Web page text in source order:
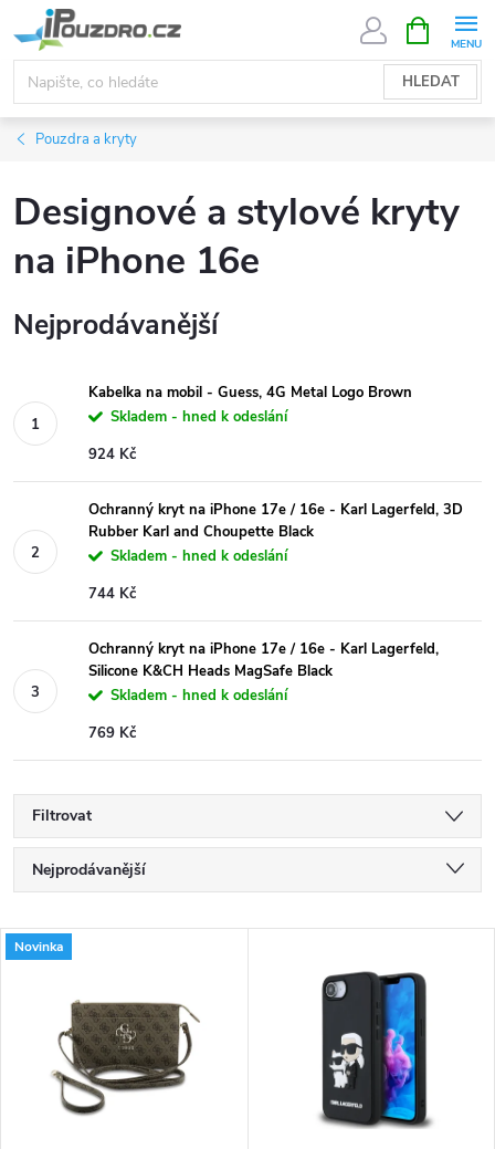
na
obsah
HLEDAT
NÁKUPNÍ
KOŠÍK
Pouzdra a kryty
Designové a stylové kryty
na iPhone 16e
Nejprodávanější
Kabelka na mobil - Guess, 4G Metal Logo Brown
Skladem - hned k odeslání
924 Kč
Ochranný kryt na iPhone 17e / 16e - Karl Lagerfeld, 3D
Rubber Karl and Choupette Black
Skladem - hned k odeslání
744 Kč
Ochranný kryt na iPhone 17e / 16e - Karl Lagerfeld,
Silicone K&CH Heads MagSafe Black
Skladem - hned k odeslání
769 Kč
Filtrovat
Ř
a
Nejprodávanější
Nejdražší
Abecedně
V
Novinka